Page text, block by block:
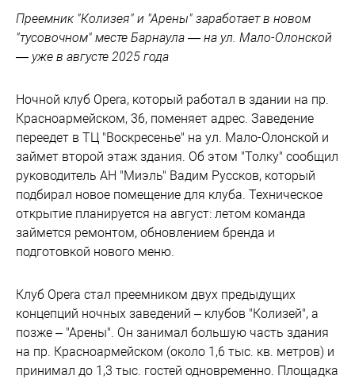
Преемник "Колизея" и "Арены" заработает в новом
"тусовочном" месте Барнаула — на ул. Мало-Олонской
— уже в августе 2025 года
Ночной клуб Opera, который работал в здании на пр.
Красноармейском, 36, поменяет адрес. Заведение
переедет в ТЦ "Воскресенье" на ул. Мало-Олонской и
займет второй этаж здания. Об этом "Толку" сообщил
руководитель АН "Миэль" Вадим Руссков, который
подбирал новое помещение для клуба. Техническое
открытие планируется на август: летом команда
займется ремонтом, обновлением бренда и
подготовкой нового меню.
Клуб Opera стал преемником двух предыдущих
концепций ночных заведений – клубов "Колизей", а
позже – "Арены". Он занимал большую часть здания
на пр. Красноармейском (около 1,6 тыс. кв. метров) и
принимал до 1,3 тыс. гостей одновременно. Площадка